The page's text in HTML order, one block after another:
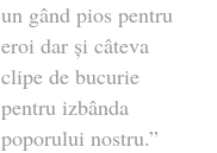
un gând pios pentru
eroi dar și câteva
clipe de bucurie
pentru izbânda
poporului nostru.”